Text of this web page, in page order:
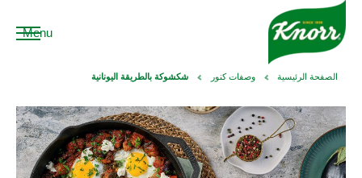
Menu
الصفحة الرئيسية وصفات كنور شكشوكة بالطريقة اليونانية